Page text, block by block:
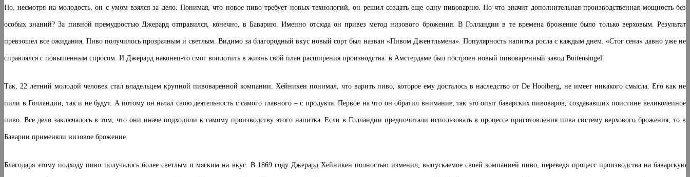
Но, несмотря на молодость, он с умом взялся за дело. Понимая, что новое пиво требует новых технологий, он решил создать еще одну пивоварню. Но что значит дополнительная производственная мощность без
особых знаний? За пивной премудростью Джерард отправился, конечно, в Баварию. Именно отсюда он привез метод низового брожения. В Голландии в те времена брожение было только верховым. Результат
превзошел все ожидания. Пиво получилось прозрачным и светлым. Видимо за благородный вкус новый сорт был назван «Пивом Джентльмена». Популярность напитка росла с каждым днем. «Стог сена» давно уже не
справлялся с повышенным спросом. И Джерард наконец-то смог воплотить в жизнь свой план расширения производства: в Амстердаме был построен новый пивоваренный завод Buitensingel.
Так, 22 летний молодой человек стал владельцем крупной пивоваренной компании. Хейникен понимал, что варить пиво, которое ему досталось в наследство от De Hooiberg, не имеет никакого смысла. Его как не
пили в Голландии, так и не будут. А потому он начал свою деятельность с самого главного – с продукта. Первое на что он обратил внимание, так это опыт баварских пивоваров, создававших поистине великолепное
пиво. Все дело заключалось в том, что они иначе подходили к самому производству этого напитка. Если в Голландии предпочитали использовать в процессе приготовления пива систему верхового брожения, то в
Баварии применяли низовое брожение.
Благодаря этому подходу пиво получалось более светлым и мягким на вкус. В 1869 году Джерард Хейникен полностью изменил, выпускаемое своей компанией пиво, переведя процесс производства на баварскую